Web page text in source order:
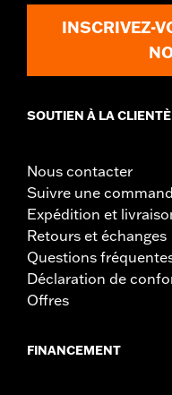
INSCRIVEZ-
SOUTIEN À LA
Nous contacter
Suivre une
Expédition et
Retours et échanges
Questions
Déclaration de
Offres
FINANCEMENT